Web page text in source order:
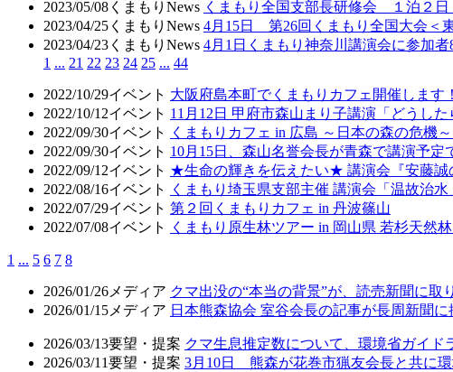
2023/05/08 くまもりNews くまもり全国支部長研修会 １泊２日
2023/04/25 くまもりNews 4月15日 第26回くまもり全国大会
2023/04/23 くまもりNews 4月1日くまもり神奈川講演会に参加
1 ... 21 22 23 24 25 ... 44
2022/10/29イベント 大阪府島本町でくまもりカフェ開催します！
2022/10/12イベント 11月12日 甲府市森山まり子講演「どうし
2022/09/30イベント
くまもりカフェ in 広島 ～日本の森の危機
2022/09/30イベント 10月15日、森山名誉会長が青森で講演予定
2022/09/12イベント ★生命の輝きを伝えたい★ 講演会『安藤誠
2022/08/16イベント
くまもり埼玉県支部主催 講演会「温故治水
2022/07/29イベント 第２回くまもりカフェ in 丹波篠山
2022/07/08イベント くまもり原生林ツアー in 岡山県 若杉天然
1 ... 5 6 7 8
2026/01/26 メディア クマ出没の“本当の背景”が、読売新聞に取
2026/01/15 メディア 日本熊森協会 室谷会長の記事が長周新聞に
2026/03/13要望・提案 クマ生息推定数について、環境省ガイ
2026/03/11要望・提案 3月10日 熊森が花巻市猟友会長と共に